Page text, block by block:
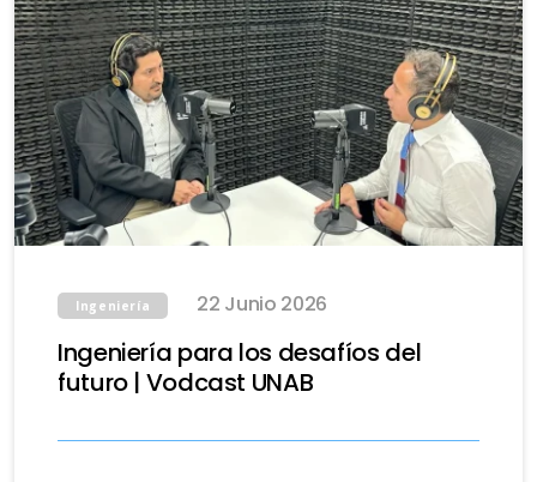
Ingeniería 22 Junio 2026
Ingeniería para los desafíos del
futuro | Vodcast UNAB